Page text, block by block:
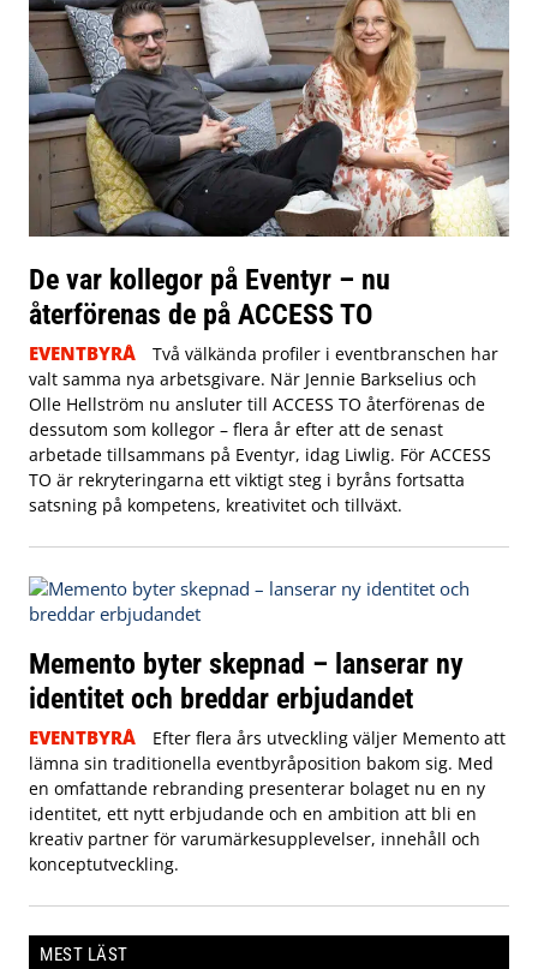
De var kollegor på Eventyr – nu
återförenas de på ACCESS TO
EVENTBYRÅ
Två välkända profiler i eventbranschen har
valt samma nya arbetsgivare. När Jennie Barkselius och
Olle Hellström nu ansluter till ACCESS TO återförenas de
dessutom som kollegor – flera år efter att de senast
arbetade tillsammans på Eventyr, idag Liwlig. För ACCESS
TO är rekryteringarna ett viktigt steg i byråns fortsatta
satsning på kompetens, kreativitet och tillväxt.
Memento byter skepnad – lanserar ny
identitet och breddar erbjudandet
EVENTBYRÅ
Efter flera års utveckling väljer Memento att
lämna sin traditionella eventbyråposition bakom sig. Med
en omfattande rebranding presenterar bolaget nu en ny
identitet, ett nytt erbjudande och en ambition att bli en
kreativ partner för varumärkesupplevelser, innehåll och
konceptutveckling.
MEST LÄST